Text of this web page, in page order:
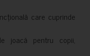
care cuprinde
joacă pentru copii,